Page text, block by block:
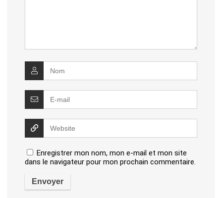
Enregistrer mon nom, mon e-mail et mon site
dans le navigateur pour mon prochain commentaire.